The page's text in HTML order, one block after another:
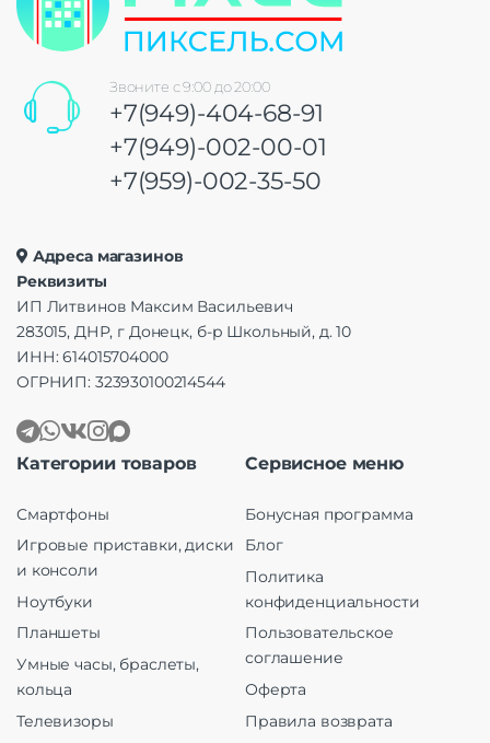
Звоните с 9:00 до 20:00
+7(949)-404-68-91
+7(949)-002-00-01
+7(959)-002-35-50
Адреса магазинов
Реквизиты
ИП Литвинов Максим Васильевич
283015, ДНР, г Донецк, б-р Школьный, д. 10
ИНН: 614015704000
ОГРНИП: 323930100214544
Категории товаров
Смартфоны
Игровые приставки, диски
и консоли
Ноутбуки
Планшеты
Умные часы, браслеты,
кольца
Телевизоры
Сервисное меню
Бонусная программа
Блог
Политика
конфиденциальности
Пользовательское
соглашение
Оферта
Правила возврата